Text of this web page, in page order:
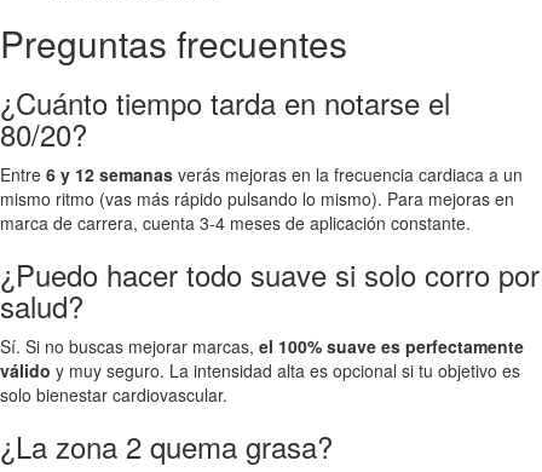
Preguntas frecuentes
¿Cuánto tiempo tarda en notarse el
80/20?
Entre 6 y 12 semanas verás mejoras en la frecuencia cardiaca a un
mismo ritmo (vas más rápido pulsando lo mismo). Para mejoras en
marca de carrera, cuenta 3-4 meses de aplicación constante.
¿Puedo hacer todo suave si solo corro por
salud?
Sí. Si no buscas mejorar marcas, el 100% suave es perfectamente
válido y muy seguro. La intensidad alta es opcional si tu objetivo es
solo bienestar cardiovascular.
¿La zona 2 quema grasa?